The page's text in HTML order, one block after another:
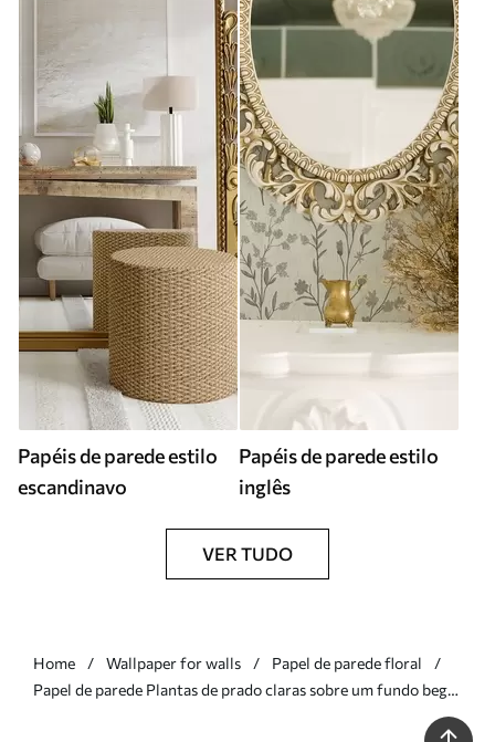
Papéis de parede estilo
escandinavo
Papéis de parede estilo
inglês
VER TUDO
Home Wallpaper for walls
Papel de parede floral
Papel de parede Plantas de prado claras sobre um fundo bege